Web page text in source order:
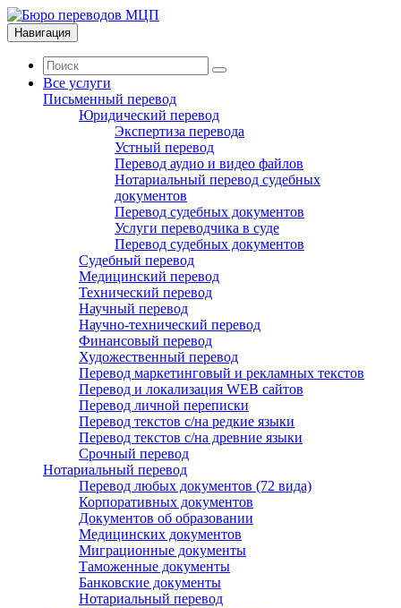
Навигация
Все услуги
Письменный перевод
Юридический перевод
Экспертиза перевода
Устный перевод
Перевод аудио и видео файлов
Нотариальный перевод судебных
документов
Перевод судебных документов
Услуги переводчика в суде
Перевод судебных документов
Судебный перевод
Медицинский перевод
Технический перевод
Научный перевод
Научно-технический перевод
Финансовый перевод
Художественный перевод
Перевод маркетинговый и рекламных текстов
Перевод и локализация WEB сайтов
Перевод личной переписки
Перевод текстов с/на редкие языки
Перевод текстов с/на древние языки
Срочный перевод
Нотариальный перевод
Перевод любых документов (72 вида)
Корпоративных документов
Документов об образовании
Медицинских документов
Миграционные документы
Таможенные документы
Банковские документы
Нотариальный перевод